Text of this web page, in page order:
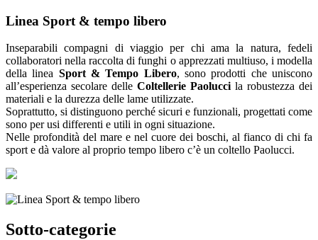
Linea Sport & tempo libero
Inseparabili compagni di viaggio per chi ama la natura, fedeli
collaboratori nella raccolta di funghi o apprezzati multiuso, i modella
della linea Sport & Tempo Libero, sono prodotti che uniscono
all’esperienza secolare delle Coltellerie Paolucci la robustezza dei
materiali e la durezza delle lame utilizzate.
Soprattutto, si distinguono perché sicuri e funzionali, progettati come
sono per usi differenti e utili in ogni situazione.
Nelle profondità del mare e nel cuore dei boschi, al fianco di chi fa
sport e dà valore al proprio tempo libero c’è un coltello Paolucci.
Sotto-categorie